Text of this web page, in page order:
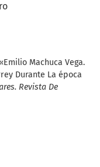
Machuca Vega.
Durante La época
Revista De